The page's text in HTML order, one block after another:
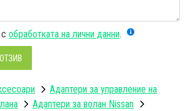
обработката на лични данни.
Адаптери за управление на
Адаптери за волан Nissan